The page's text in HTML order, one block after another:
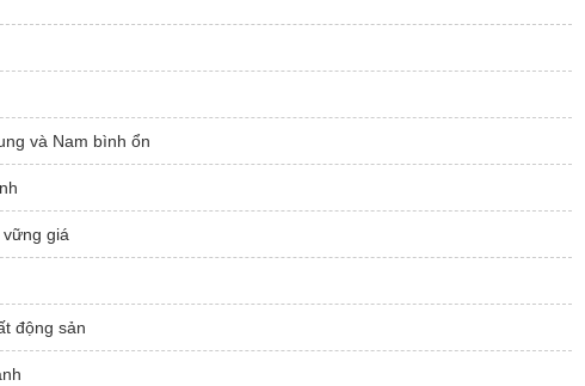
và Nam bình ổn
giá
động sản